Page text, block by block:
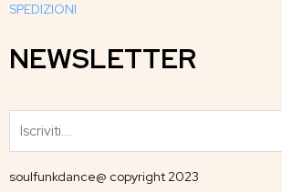
SPEDIZIONI
NEWSLETTER
soulfunkdance@ copyright 2023